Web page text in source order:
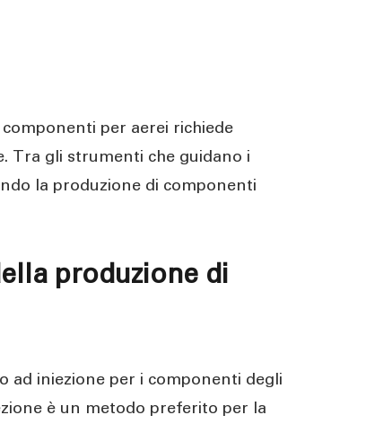
per aerei richiede
Tra gli strumenti che guidano i
la produzione di componenti
produzione di
ad iniezione per i componenti degli
è un metodo preferito per la